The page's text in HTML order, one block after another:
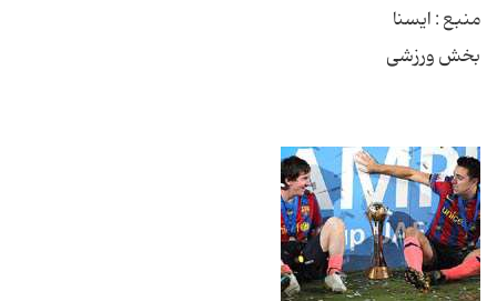
منبع : ایسنا
بخش ورزشی